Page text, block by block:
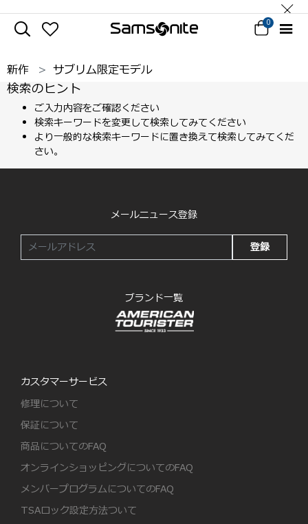
0
新作 サブリム限定モデル
検索のヒント
ご入力内容をご確認ください
検索キーワードを変更して検索してみてください
より一般的な検索キーワードに置き換えて検索してみてくだ
さい。
メールニュース登録
登録
ブランド一覧
カスタマーサービス
修理について
保証について
商品についてのFAQ
オンラインショッピングについてのFAQ
メンバープログラムについてのFAQ
TSAロック設定方法ついて